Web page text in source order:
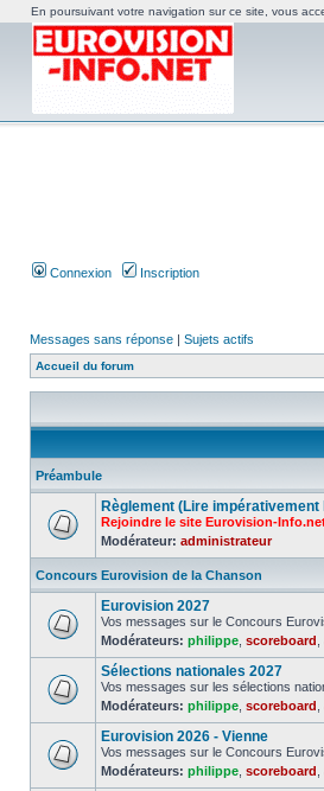
Connexion Inscription
Messages sans réponse | Sujets actifs
Accueil du forum
Préambule
Règlement (Lire
Rejoindre le site Eurovision-
Modérateur: administrateur
Concours Eurovision de la Chanson
Eurovision 2027
Vos messages sur le Concours
Modérateurs: philippe scoreboard
Sélections nationales 2027
Vos messages sur les sélections
Modérateurs: philippe scoreboard
Eurovision 2026 - Vienne
Vos messages sur le Concours
Modérateurs: philippe scoreboard
En poursuivant votre navigation sur ce site, vous